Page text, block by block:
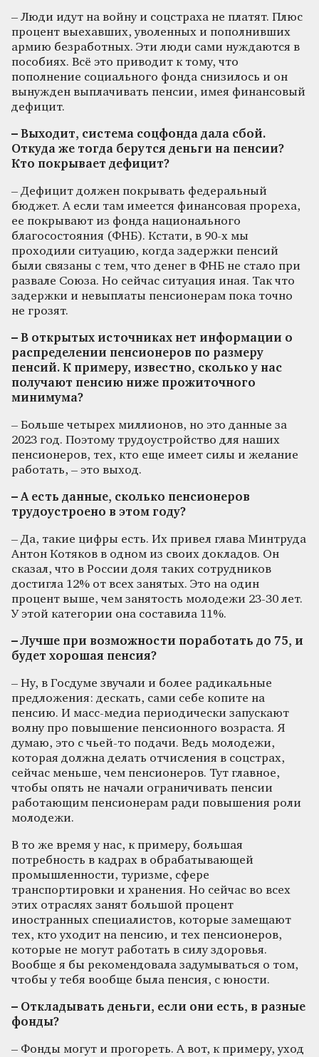
– Люди идут на войну и соцстраха не платят. Плюс
процент выехавших, уволенных и пополнивших
армию безработных. Эти люди сами нуждаются в
пособиях. Всё это приводит к тому, что
пополнение социального фонда снизилось и он
вынужден выплачивать пенсии, имея финансовый
дефицит.
– Выходит, система соцфонда дала сбой.
Откуда же тогда берутся деньги на пенсии?
Кто покрывает дефицит?
– Дефицит должен покрывать федеральный
бюджет. А если там имеется финансовая прореха,
ее покрывают из фонда национального
благосостояния (ФНБ). Кстати, в 90-х мы
проходили ситуацию, когда задержки пенсий
были связаны с тем, что денег в ФНБ не стало при
развале Союза. Но сейчас ситуация иная. Так что
задержки и невыплаты пенсионерам пока точно
не грозят.
– В открытых источниках нет информации о
распределении пенсионеров по размеру
пенсий. К примеру, известно, сколько у нас
получают пенсию ниже прожиточного
минимума?
– Больше четырех миллионов, но это данные за
2023 год. Поэтому трудоустройство для наших
пенсионеров, тех, кто еще имеет силы и желание
работать, – это выход.
– А есть данные, сколько пенсионеров
трудоустроено в этом году?
– Да, такие цифры есть. Их привел глава Минтруда
Антон Котяков в одном из своих докладов. Он
сказал, что в России доля таких сотрудников
достигла 12% от всех занятых. Это на один
процент выше, чем занятость молодежи 23-30 лет.
У этой категории она составила 11%.
– Лучше при возможности поработать до 75, и
будет хорошая пенсия?
– Ну, в Госдуме звучали и более радикальные
предложения: дескать, сами себе копите на
пенсию. И масс-медиа периодически запускают
волну про повышение пенсионного возраста. Я
думаю, это с чьей-то подачи. Ведь молодежи,
которая должна делать отчисления в соцстрах,
сейчас меньше, чем пенсионеров. Тут главное,
чтобы опять не начали ограничивать пенсии
работающим пенсионерам ради повышения роли
молодежи.
В то же время у нас, к примеру, большая
потребность в кадрах в обрабатывающей
промышленности, туризме, сфере
транспортировки и хранения. Но сейчас во всех
этих отраслях занят большой процент
иностранных специалистов, которые замещают
тех, кто уходит на пенсию, и тех пенсионеров,
которые не могут работать в силу здоровья.
Вообще я бы рекомендовала задумываться о том,
чтобы у тебя вообще была пенсия, с юности.
– Откладывать деньги, если они есть, в разные
фонды?
– Фонды могут и прогореть. А вот, к примеру, уход